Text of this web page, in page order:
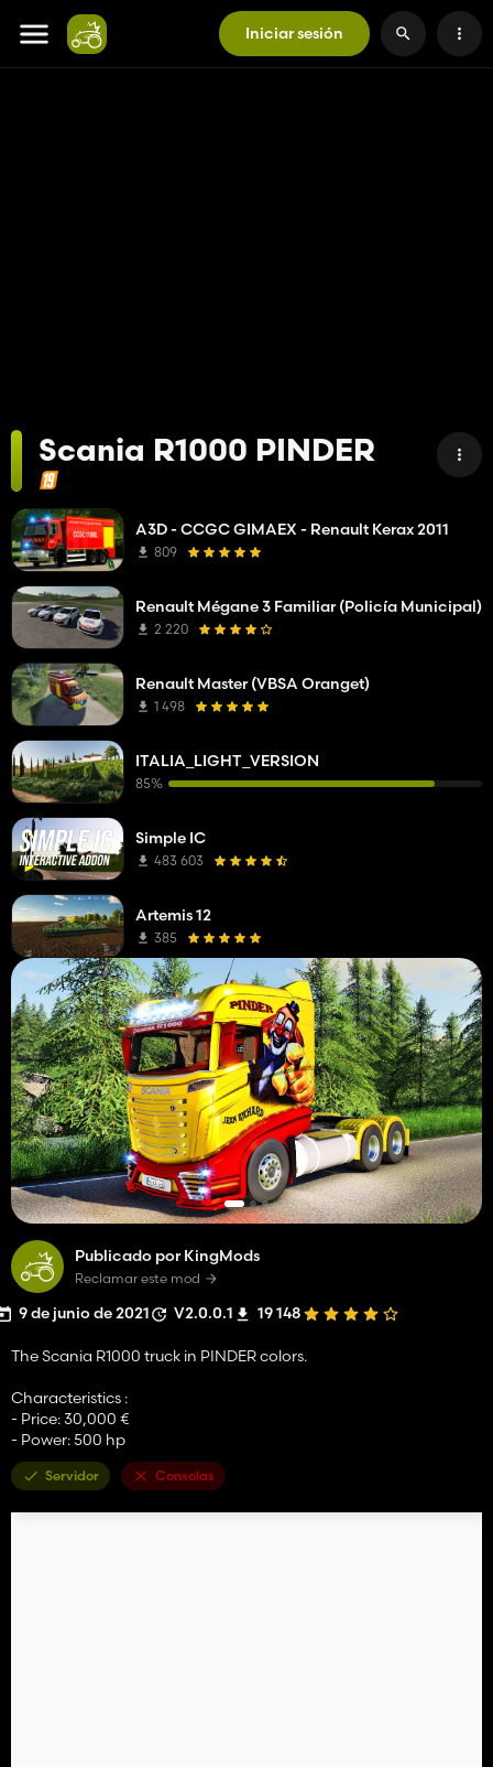
Iniciar sesión
Scania R1000 PINDER
Publicado por KingMods
Reclamar este mod
9 de junio de 2021 V2.0.0.1 19 148
The Scania R1000 truck in PINDER colors.
Characteristics :
- Price: 30,000 €
- Power: 500 hp
Servidor Consolas
A3D - CCGC GIMAEX - Renault Kerax 2011
809
Renault Mégane 3 Familiar (Policía Municipal)
2 220
Renault Master (VBSA Oranget)
1 498
ITALIA_LIGHT_VERSION
85%
Simple IC
483 603
Artemis 12
385